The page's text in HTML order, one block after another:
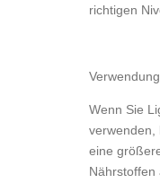
richtigen
Verwendung
Wenn Sie
verwenden,
eine
Nährstoffen